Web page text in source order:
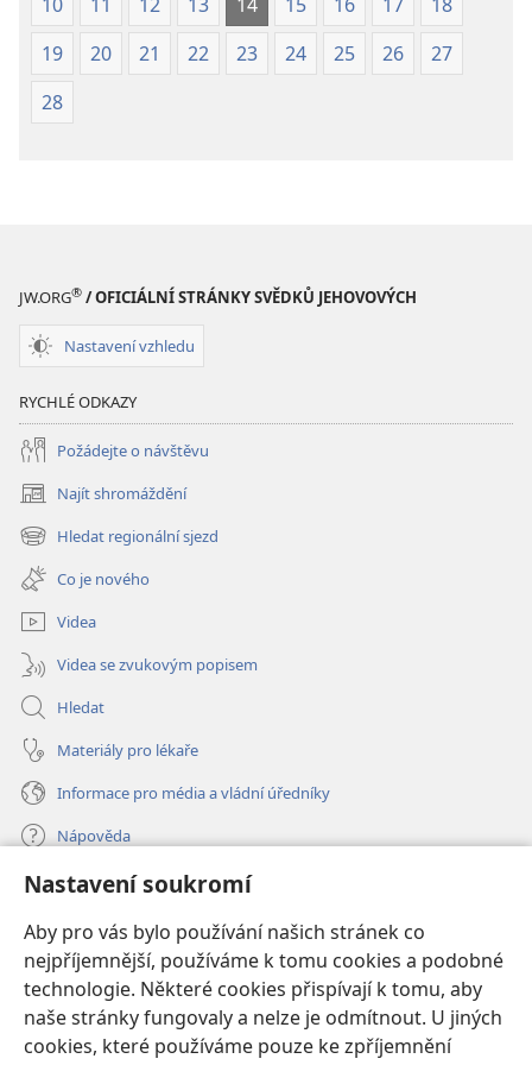
Nastavení soukromí
Aby pro vás bylo používání našich stránek co
nejpříjemnější, používáme k tomu cookies a podobné
technologie. Některé cookies přispívají k tomu, aby
naše stránky fungovaly a nelze je odmítnout. U jiných
cookies, které používáme pouze ke zpříjemnění
19
20 21 22 23 24 25 26
27
28
JW.ORG® / OFICIÁLNÍ STRÁNKY SVĚDKŮ JEHOVOVÝCH
Nastavení vzhledu
RYCHLÉ ODKAZY
Požádejte o návštěvu
Najít shromáždění
(otevřeno
nové
okno)
Hledat regionální sjezd
(otevřeno
nové
okno)
Co je nového
Videa
Videa se zvukovým popisem
Hledat
Materiály pro lékaře
Informace pro média a vládní úředníky
Nápověda
Dary
nové
okno) ONLINE KNIHOVNA Strážné věže
(otevřeno
nové
okno)JW Hub®
(otevřeno
nové